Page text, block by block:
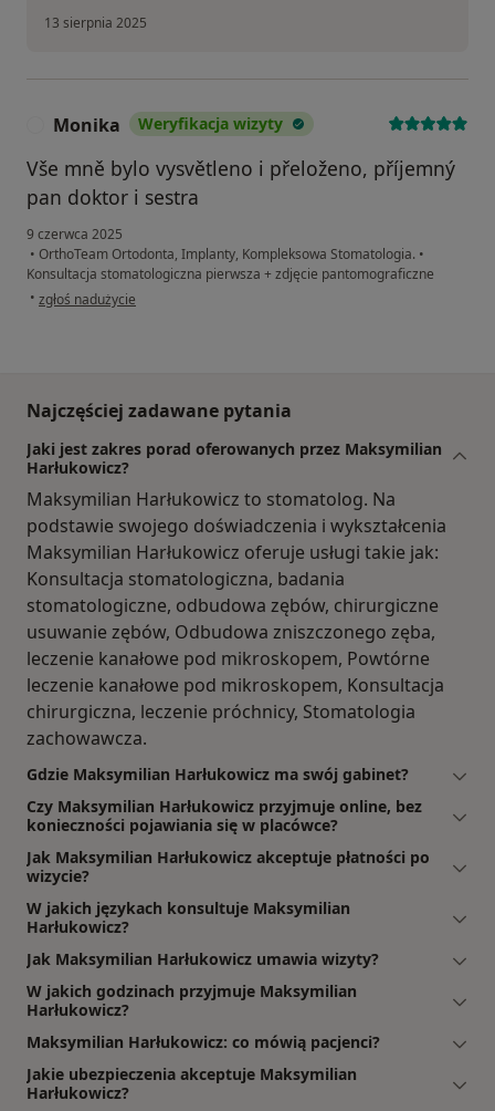
13 sierpnia 2025
Monika Weryfikacja wizyty
Vše mně bylo vysvětleno i přeloženo, příjemný
pan doktor i sestra
9 czerwca 2025
• OrthoTeam Ortodonta, Implanty, Kompleksowa Stomatologia. •
Konsultacja stomatologiczna pierwsza + zdjęcie pantomograficzne
• w opinii użytkownika Monika
zgłoś nadużycie
Najczęściej zadawane pytania
Jaki jest zakres porad oferowanych przez Maksymilian
Harłukowicz?
Maksymilian Harłukowicz to stomatolog. Na
podstawie swojego doświadczenia i wykształcenia
Maksymilian Harłukowicz oferuje usługi takie jak:
Konsultacja stomatologiczna, badania
stomatologiczne, odbudowa zębów, chirurgiczne
usuwanie zębów, Odbudowa zniszczonego zęba,
leczenie kanałowe pod mikroskopem, Powtórne
leczenie kanałowe pod mikroskopem, Konsultacja
chirurgiczna, leczenie próchnicy, Stomatologia
zachowawcza.
Gdzie Maksymilian Harłukowicz ma swój gabinet?
Czy Maksymilian Harłukowicz przyjmuje online, bez
konieczności pojawiania się w placówce?
Jak Maksymilian Harłukowicz akceptuje płatności po
wizycie?
W jakich językach konsultuje Maksymilian
Harłukowicz?
Jak Maksymilian Harłukowicz umawia wizyty?
W jakich godzinach przyjmuje Maksymilian
Harłukowicz?
Maksymilian Harłukowicz: co mówią pacjenci?
Jakie ubezpieczenia akceptuje Maksymilian
Harłukowicz?